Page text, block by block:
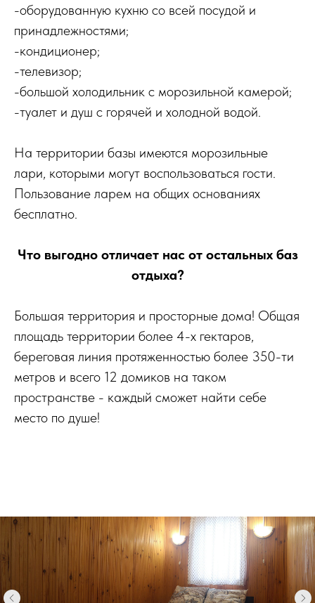
-оборудованную кухню со всей посудой и
принадлежностями;
-кондиционер;
-телевизор;
-большой холодильник с морозильной камерой;
-туалет и душ с горячей и холодной водой.
На территории базы имеются морозильные
лари, которыми могут воспользоваться гости.
Пользование ларем на общих основаниях
бесплатно.
Что выгодно отличает нас от остальных баз
отдыха?
Большая территория и просторные дома! Общая
площадь территории более 4-х гектаров,
береговая линия протяженностью более 350-ти
метров и всего 12 домиков на таком
пространстве - каждый сможет найти себе
место по душе!